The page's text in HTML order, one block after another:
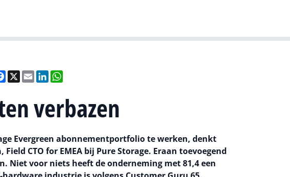
Facebook
X EmailLinkedIn
verbazen
Evergreen abonnementportfolio te werken, denkt
CTO for EMEA bij Pure Storage. Eraan toevoegend
Niet voor niets heeft de onderneming met 81,4 een